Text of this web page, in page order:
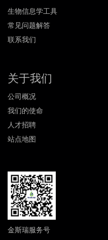
生物信息学工具
常见问题解答
联系我们
关于我们
公司概况
我们的使命
人才招聘
站点地图
金斯瑞服务号